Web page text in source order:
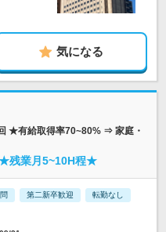
気になる
★有給取得率70~80% ⇒ 家庭・
★残業月5~10H程★
第二新卒歓迎 転勤なし